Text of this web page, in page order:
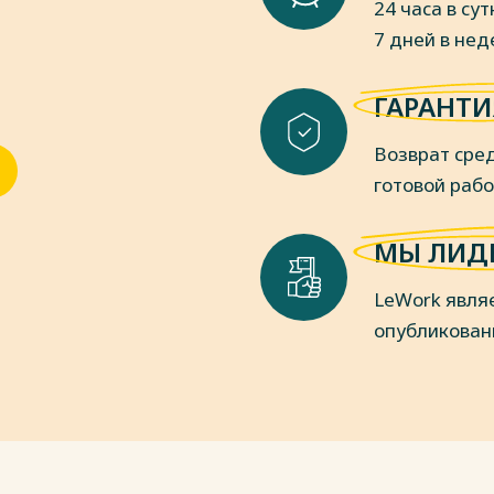
24 часа в
7 дней в
Возврат
готовой
МЫ
LeWork